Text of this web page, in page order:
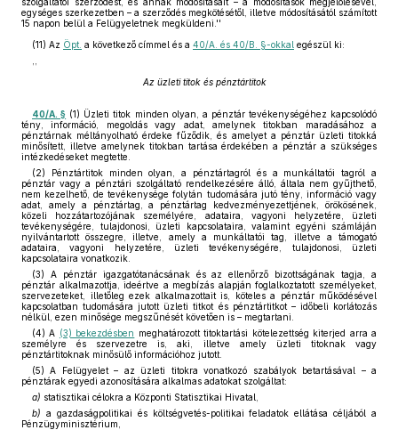
egységes szerkezetben – a szerződés megkötésétől, illetve módosításától számított
15 napon belül a Felügyeletnek megküldeni.''
(11) Az Öpt. a következő címmel és a 40/A. és 40/B. §-okkal egészül ki:
Az üzleti titok és pénztártitok
40/A. § (1) Üzleti titok minden olyan, a pénztár tevékenységéhez kapcsolódó
tény, információ, megoldás vagy adat, amelynek titokban maradásához a
pénztárnak méltányolható érdeke fűződik, és amelyet a pénztár üzleti titokká
minősített, illetve amelynek titokban tartása érdekében a pénztár a szükséges
intézkedéseket megtette.
(2) Pénztártitok minden olyan, a pénztártagról és a munkáltatói tagról a
pénztár vagy a pénztári szolgáltató rendelkezésére álló, általa nem gyűjthető,
nem kezelhető, de tevékenysége folytán tudomására jutó tény, információ vagy
adat, amely a pénztártag, a pénztártag kedvezményezettjének, örökösének,
közeli hozzátartozójának személyére, adataira, vagyoni helyzetére, üzleti
tevékenységére, tulajdonosi, üzleti kapcsolataira, valamint egyéni számláján
nyilvántartott összegre, illetve, amely a munkáltatói tag, illetve a támogató
adataira, vagyoni helyzetére, üzleti tevékenységére, tulajdonosi, üzleti
kapcsolataira vonatkozik.
(3) A pénztár igazgatótanácsának és az ellenőrző bizottságának tagja, a
pénztár alkalmazottja, ideértve a megbízás alapján foglalkoztatott személyeket,
szervezeteket, illetőleg ezek alkalmazottait is, köteles a pénztár működésével
kapcsolatban tudomására jutott üzleti titkot és pénztártitkot – időbeli korlátozás
nélkül, ezen minősége megszűnését követően is – megtartani.
(4) A (3) bekezdésben meghatározott titoktartási kötelezettség kiterjed arra a
személyre és szervezetre is, aki, illetve amely üzleti titoknak vagy
pénztártitoknak minősülő információhoz jutott.
(5) A Felügyelet – az üzleti titokra vonatkozó szabályok betartásával – a
pénztárak egyedi azonosítására alkalmas adatokat szolgáltat:
a) statisztikai célokra a Központi Statisztikai Hivatal,
b) a gazdaságpolitikai és költségvetés-politikai feladatok ellátása céljából a
Pénzügyminisztérium,